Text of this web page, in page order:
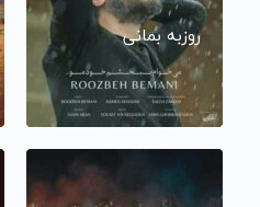
روزبه بمانی